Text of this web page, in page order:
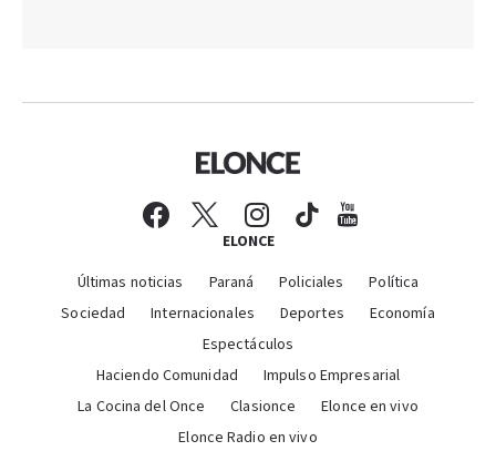
ELONCE
Últimas noticias Paraná Policiales
Política
Sociedad
Internacionales Deportes
Economía
Espectáculos
Haciendo Comunidad
Impulso Empresarial
La Cocina del Once
Clasionce
Elonce en vivo
Elonce Radio en vivo